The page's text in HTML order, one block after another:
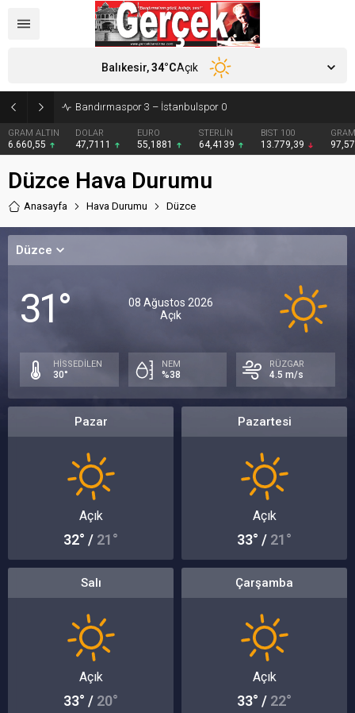
Bandırmaspor 3 – İstanbulspor 0
GRAM ALTIN
6.660,55
DOLAR
47,7111
EURO
55,1881
STERLİN
64,4139
BIST 100
13.779,39
Balıkesir,34°CAçık
Düzce Hava Durumu
Anasayfa Hava Durumu Düzce
Düzce
31°
08 Ağustos 2026
Açık
HİSSEDİLEN
30°
NEM
%38
RÜZGAR
4.5 m/s
Pazar
Açık
32° / 21°
Pazartesi
Açık
33° / 21°
Salı
Açık
33° / 20°
Çarşamba
Açık
33° / 22°